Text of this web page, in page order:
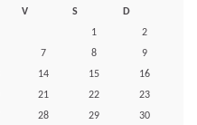
V S
D
1
2
7 8
9
14 15
16
21 22
23
28 29
30